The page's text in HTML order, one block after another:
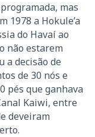
mas
1978 a Hokule’a
do Havaí ao
não estarem
a decisão de
de 30 nós e
pés que ganhava
Kaiwi, entre
deveiram